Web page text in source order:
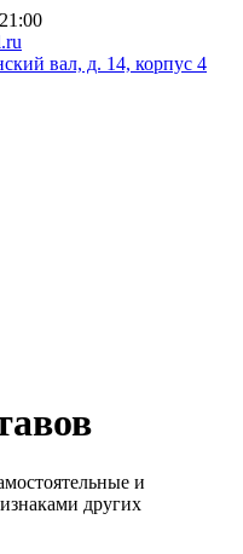
вал, д. 14, корпус 4
и
других